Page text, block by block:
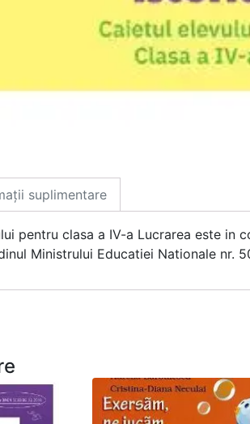
suplimentare
pentru clasa a IV-a Lucrarea este
Ministrului Educatiei Nationale nr.